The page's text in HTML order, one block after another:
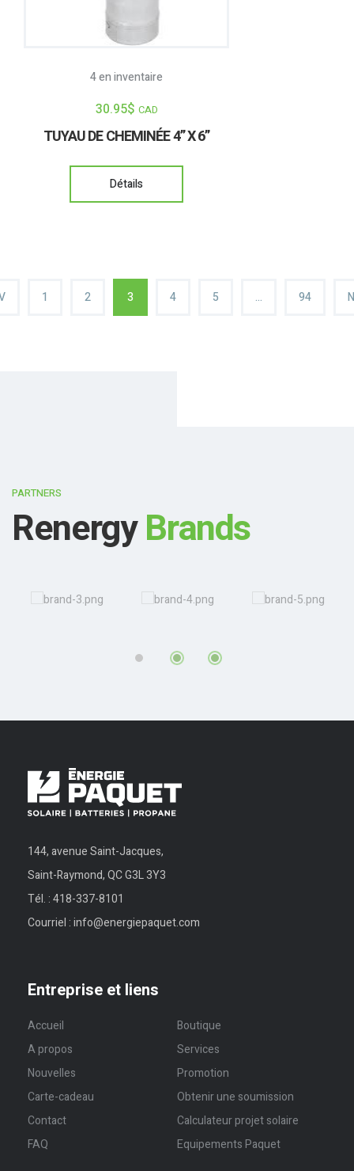
4 en inventaire
30.95$ CAD
TUYAU DE CHEMINÉE 4” X 6”
Détails
1 2 3 4 5 … 94
PARTNERS
RenergyBrands
144, avenue Saint-Jacques,
Saint-Raymond, QC G3L 3Y3
Tél. :418-337-8101
Courriel :info@energiepaquet.com
Entreprise et liens
Accueil
Boutique
A propos
Services
Nouvelles
Promotion
Carte-cadeau
Obtenir une soumission
Contact
Calculateur projet solaire
FAQ
Equipements Paquet